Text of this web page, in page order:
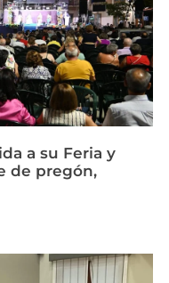
a su Feria y
de pregón,